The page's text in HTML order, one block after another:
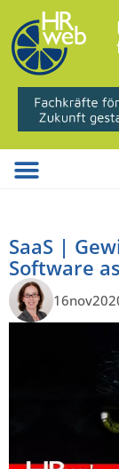
SaaS |
Software